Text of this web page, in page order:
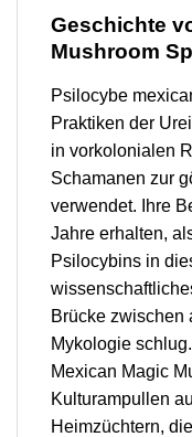
Geschichte
Mushroom
Psilocybe
Praktiken der
in vorkolonialen
Schamanen zur
verwendet. Ihre
Jahre erhalten,
Psilocybins in
Brücke zwischen
Mykologie
Mexican Magic
Kulturampullen
Heimzüchtern,